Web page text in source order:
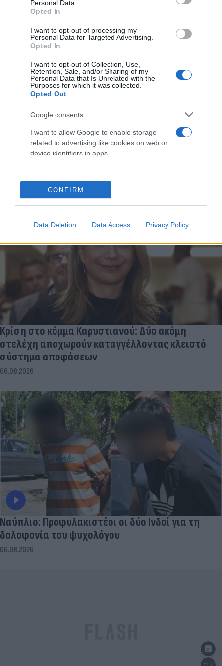
Personal Data.
Opted In
I want to opt-out of processing my
Personal Data for Targeted Advertising.
Opted In
I want to opt-out of Collection, Use,
Retention, Sale, and/or Sharing of my
Personal Data that Is Unrelated with the
Purposes for which it was collected.
Opted Out
Google consents
I want to allow Google to enable storage
related to advertising like cookies on web or
device identifiers in apps.
CONFIRM
Data Deletion Data Access Privacy Policy
ΠΑΟΚ - Άντερλεχτ 0-1: «Πλήρωσε» το γρήγορο
06.08.2026
Κρίση στο κόμμα Καρυστιανού: Δύο ακόμη
στελέχη αποχωρούν καταγγέλλοντας κλειστό
σύστημα αποφάσεων
06.08.2026
Ναύπλιο: Προφυλακιστέοι οι δύο Ινδοί για τη
δολοφονία του ψυχολόγου
06.08.2026